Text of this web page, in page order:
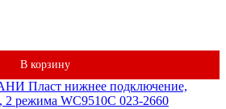
В корзину